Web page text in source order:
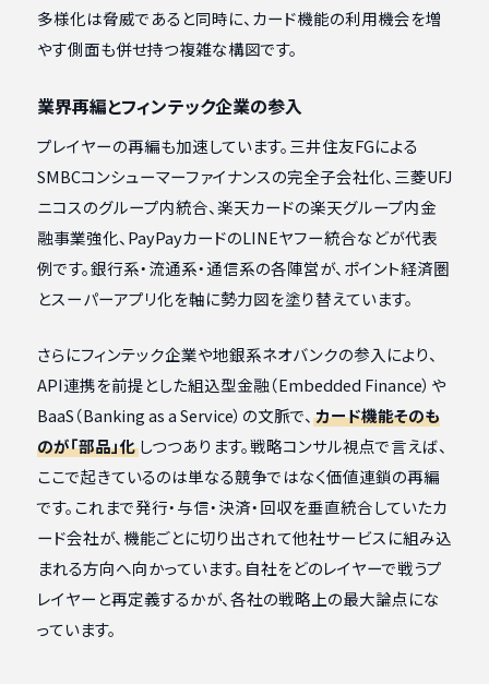
多様化は脅威であると同時に、カード機能の利用機会を増
やす側面も併せ持つ複雑な構図です。
業界再編とフィンテック企業の参入
プレイヤーの再編も加速しています。三井住友FGによる
SMBCコンシューマーファイナンスの完全子会社化、三菱UFJ
ニコスのグループ内統合、楽天カードの楽天グループ内金
融事業強化、PayPayカードのLINEヤフー統合などが代表
例です。銀行系・流通系・通信系の各陣営が、ポイント経済圏
とスーパーアプリ化を軸に勢力図を塗り替えています。
さらにフィンテック企業や地銀系ネオバンクの参入により、
API連携を前提とした組込型金融（Embedded Finance）や
BaaS（Banking as a Service）の文脈で、 カード機能そのも
のが「部品」化しつつあります。戦略コンサル視点で言えば、
ここで起きているのは単なる競争ではなく価値連鎖の再編
です。これまで発行・与信・決済・回収を垂直統合していたカ
ード会社が、機能ごとに切り出されて他社サービスに組み込
まれる方向へ向かっています。自社をどのレイヤーで戦うプ
レイヤーと再定義するかが、各社の戦略上の最大論点にな
っています。